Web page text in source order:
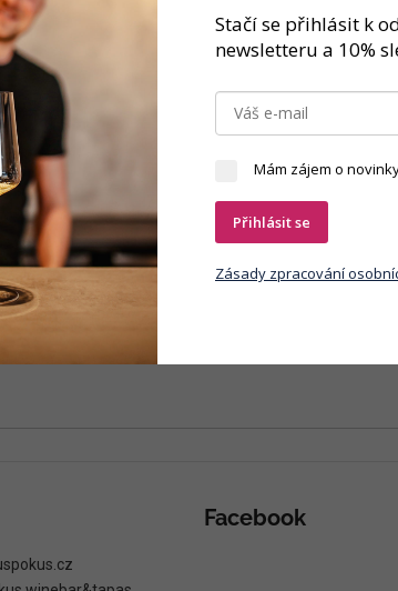
terroiru bohatého na vápenec a opuku, což mu
tóny másla a lískových oříšků.
údajů
Facebook
Stačí se přihlásit k
newsletteru a 10%
Mám zájem o
Přihlásit se
Zásady zpracování